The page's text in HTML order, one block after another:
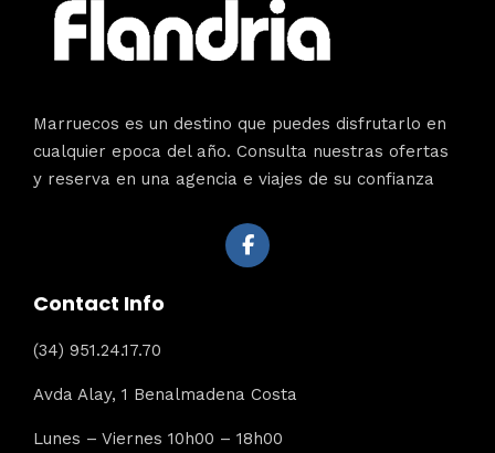
Marruecos es un destino que puedes disfrutarlo en
cualquier epoca del año. Consulta nuestras ofertas
y reserva en una agencia e viajes de su confianza
Contact Info
(34) 951.24.17.70
Avda Alay, 1 Benalmadena Costa
Lunes – Viernes 10h00 – 18h00